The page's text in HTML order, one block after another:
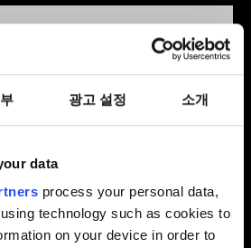
광고 설정 소개
data
process your personal data,
technology such as cookies to
on your device in order to
설명
하시나요?